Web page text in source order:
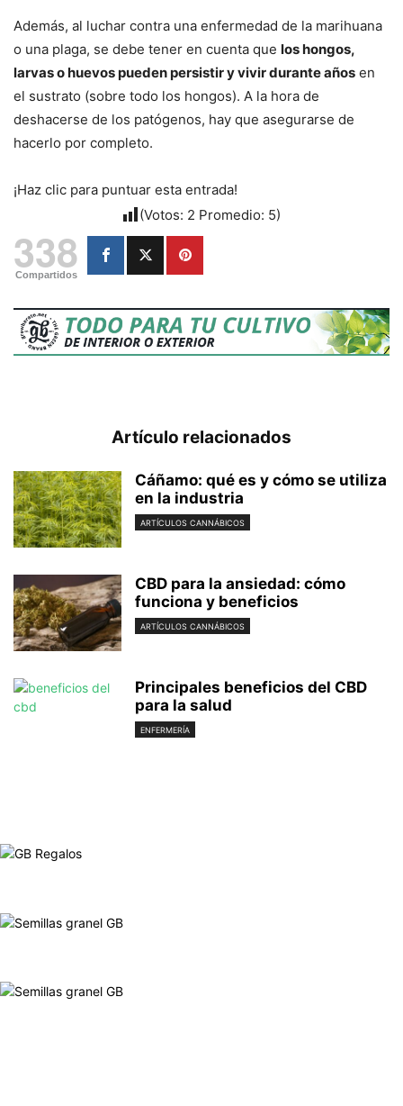
Además, al luchar contra una enfermedad de la marihuana
o una plaga, se debe tener en cuenta que los hongos,
larvas o huevos pueden persistir y vivir durante años en
el sustrato (sobre todo los hongos). A la hora de
deshacerse de los patógenos, hay que asegurarse de
hacerlo por completo.
¡Haz clic para puntuar esta entrada!
(Votos: 2 Promedio: 5)
338
Compartidos
Artículo relacionados
Cáñamo: qué es y cómo se utiliza
en la industria
ARTÍCULOS CANNÁBICOS
CBD para la ansiedad: cómo
funciona y beneficios
ARTÍCULOS CANNÁBICOS
Principales beneficios del CBD
para la salud
ENFERMERÍA